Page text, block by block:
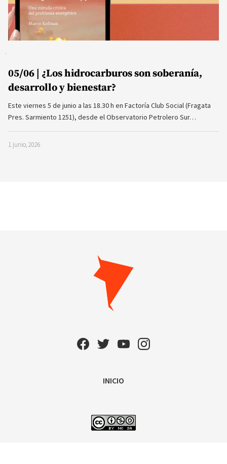
05/06 | ¿Los hidrocarburos son soberanía,
desarrollo y bienestar?
Este viernes 5 de junio a las 18.30 h en Factoría Club Social (Fragata
Pres. Sarmiento 1251), desde el Observatorio Petrolero Sur…
1 junio, 2026
INICIO